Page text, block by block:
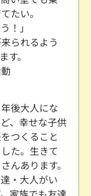
たい。
！」
られるよう
。
後大人にな
、幸せな子供
つくること
た。生きて
んあります。
・大人がい